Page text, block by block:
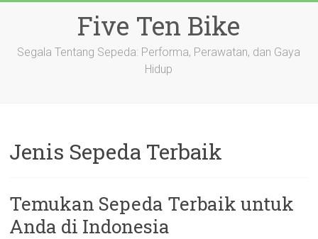
Five Ten Bike
Segala Tentang Sepeda: Performa, Perawatan, dan Gaya
Hidup
Jenis Sepeda Terbaik
Temukan Sepeda Terbaik untuk
Anda di Indonesia